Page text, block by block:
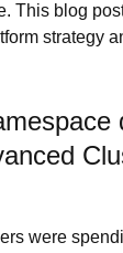
This blog
strategy
were